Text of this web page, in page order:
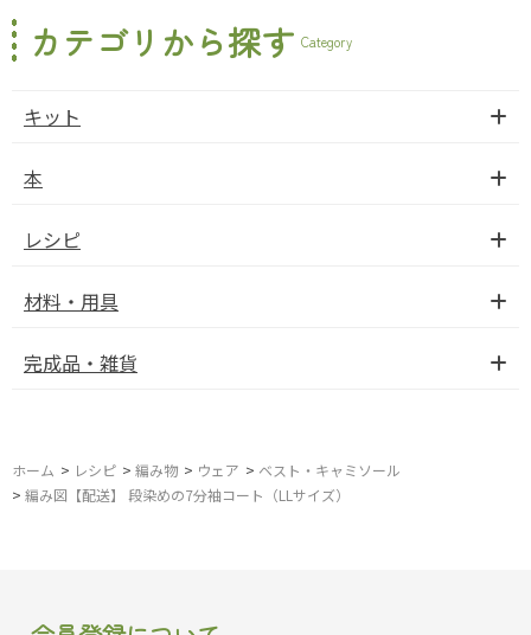
カテゴリから探す Category
キット
本
レシピ
材料・用具
完成品・雑貨
ホーム > レシピ > 編み物 > ウェア > ベスト・キャミソール
> 編み図【配送】 段染めの7分袖コート（LLサイズ）